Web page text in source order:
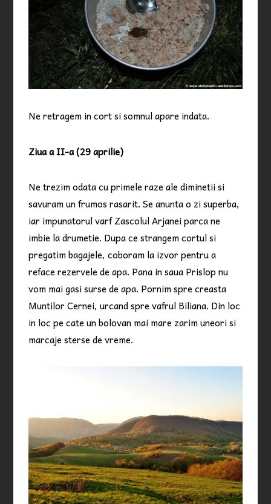
Ne retragem in cort si somnul apare indata.
Ziua a II-a (29 aprilie)
Ne trezim odata cu primele raze ale diminetii si
savuram un frumos rasarit. Se anunta o zi superba,
iar impunatorul varf Zascolul Arjanei parca ne
imbie la drumetie. Dupa ce strangem cortul si
pregatim bagajele, coboram la izvor pentru a
reface rezervele de apa. Pana in saua Prislop nu
vom mai gasi surse de apa. Pornim spre creasta
Muntilor Cernei, urcand spre vafrul Biliana. Din loc
in loc pe cate un bolovan mai mare zarim uneori si
marcaje sterse de vreme.